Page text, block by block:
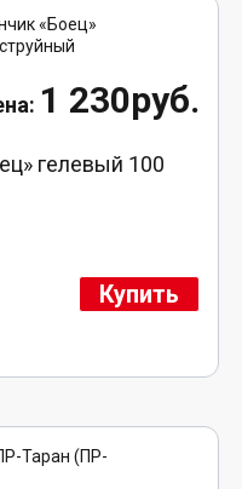
1 230руб.
гелевый 100
Купить